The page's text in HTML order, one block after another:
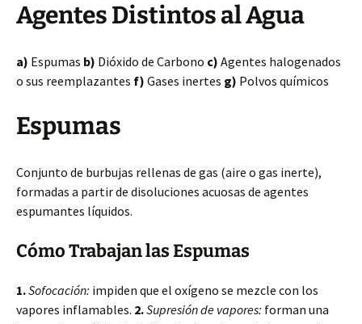
Agentes Distintos al Agua
a) Espumas b) Dióxido de Carbono c) Agentes halogenados
o sus reemplazantes f) Gases inertes g) Polvos químicos
Espumas
Conjunto de burbujas rellenas de gas (aire o gas inerte),
formadas a partir de disoluciones acuosas de agentes
espumantes líquidos.
Cómo Trabajan las Espumas
1.Sofocación: impiden que el oxígeno se mezcle con los
vapores inflamables. 2.Supresión de vapores: forman una